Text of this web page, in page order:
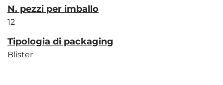
N. pezzi per imballo
12
Tipologia di packaging
Blister